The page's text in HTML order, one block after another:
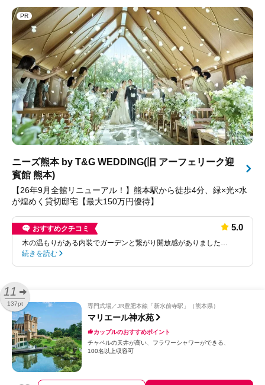
PR
ニーズ熊本 by T&G WEDDING(旧 アーフェリーク迎
賓館 熊本)
【26年9月全館リニューアル！】熊本駅から徒歩4分、緑×光×水
が煌めく貸切邸宅【最大150万円優待】
おすすめクチコミ 5.0
木の温もりがある内装でガーデンと繋がり開放感がありました…
続きを読む
11
137pt 専門式場 JR豊肥本線「新水前寺駅」（熊本県）
マリエール神水苑
カップルのおすすめポイント
チャペルの天井が高い
フラワーシャワーができる
100名以上収容可